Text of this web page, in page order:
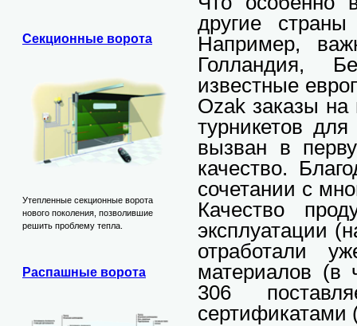
Секционные ворота
Утепленные секционные ворота
нового поколения, позволившие
решить проблему тепла.
Распашные ворота
другие
Например,
Голландия,
известные
Ozak заказы на
турникетов
вызван в
качество.
сочетании с
Качество
эксплуатации
отработали
материалов (в
306
сертификатами